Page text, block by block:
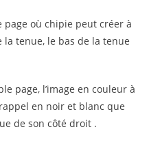
page où chipie peut créer à
tenue, le bas de la tenue
page, l’image en couleur à
en noir et blanc que
de son côté droit .